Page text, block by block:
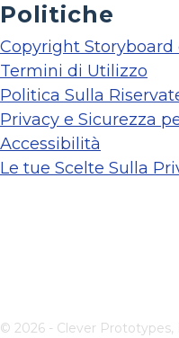
Politiche
Copyright Storyboard
Termini di Utilizzo
Politica Sulla
Privacy e Sicurezza
Accessibilità
Le tue Scelte Sulla
© 2026 - Clever Prototypes,